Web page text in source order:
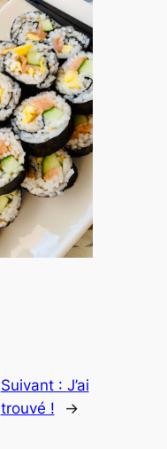
Suivant : J’ai
trouvé !
→